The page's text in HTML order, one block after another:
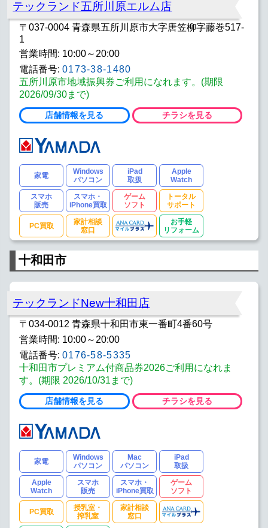
テックランド五所川原エルム店
〒037-0004 青森県五所川原市大字唐笠柳字藤巻517-
1
営業時間: 10:00～20:00
電話番号: 0173-38-1480
五所川原市地域振興券ご利用になれます。(期限
2026/09/30まで)
店舗情報を見る チラシを見る
家電
Windows
パソコン
iPad
取扱
Apple
Watch
スマホ
販売
スマホ・
iPhone買取
ゲーム
ソフト
トータル
サポート
PC買取
家計相談
窓口
お手軽
リフォーム
十和田市
テックランドNew十和田店
〒034-0012 青森県十和田市東一番町4番60号
営業時間: 10:00～20:00
電話番号: 0176-58-5335
十和田市プレミアム付商品券2026ご利用になれま
す。(期限 2026/10/31まで)
店舗情報を見る チラシを見る
家電
Windows
パソコン
Mac
パソコン
iPad
取扱
Apple
Watch
スマホ
販売
スマホ・
iPhone買取
ゲーム
ソフト
PC買取
授乳室・
搾乳室
家計相談
窓口